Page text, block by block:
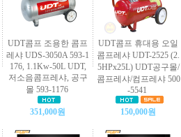
UDT콤프 조용한 콤프
레샤 UDS-3050A 593-1
176, 1.1Kw-50L UDT,
저소음콤프레샤, 공구
몰 593-1176
351,000원
UDT콤프 휴대용 오일
콤프레샤 UDT-2525 (2.
5HPx25L) UDT공구몰/
콤프레샤/컴프레샤 500
-5541
150,000원